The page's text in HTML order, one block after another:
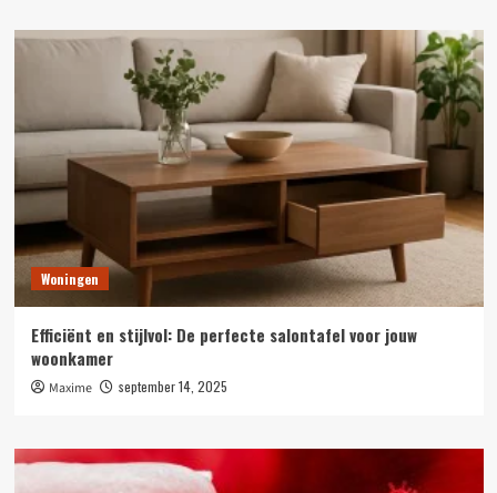
Woningen
Efficiënt en stijlvol: De perfecte salontafel voor jouw
woonkamer
Maxime september 14, 2025